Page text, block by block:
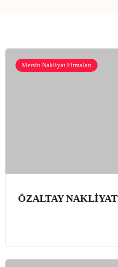
Mersin Nakliyat Firmaları
ÖZALTAY NAKLİYAT